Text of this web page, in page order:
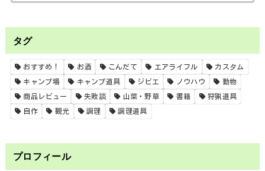
タグ
おすすめ！ お酒 こんだて エアライフル カスタム
キャンプ場 キャンプ道具 ジビエ ノウハウ 動物
商品レビュー 失敗談 山菜・野草 書籍 狩猟道具
自作 観光 調理 調理道具
プロフィール